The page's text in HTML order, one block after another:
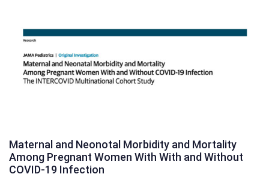
Maternal and Neonotal Morbidity and Mortality
Among Pregnant Women With With and Without
COVID-19 Infection